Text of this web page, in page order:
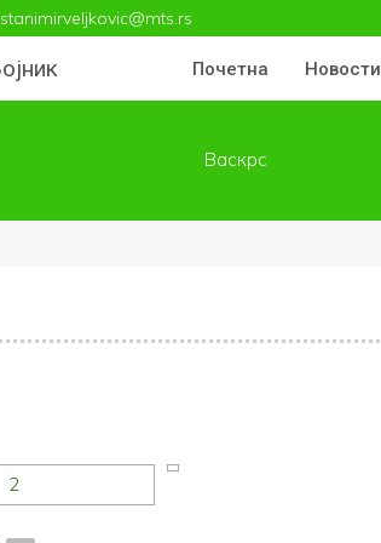
Почетна Новости
Васкрс